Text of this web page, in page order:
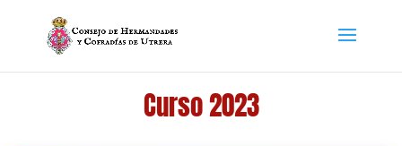
Curso 2023